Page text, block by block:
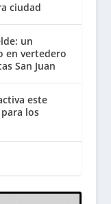
ciudad
un
en vertedero
San Juan
este
los